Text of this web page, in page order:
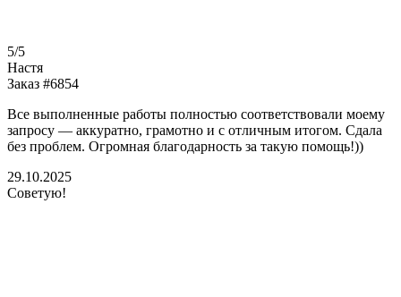
5/5
Настя
Заказ #6854
Все выполненные работы полностью соответствовали моему
запросу — аккуратно, грамотно и с отличным итогом. Сдала
без проблем. Огромная благодарность за такую помощь!))
29.10.2025
Советую!